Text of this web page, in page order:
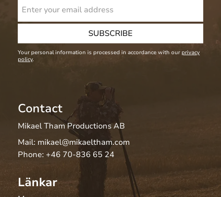
SUBSCRIBE
Your personal information is processed in accordance with our privacy
policy.
Contact
Mikael Tham Productions AB
Mail: mikael@mikaeltham.com
Phone: +46 70-836 65 24
Länkar